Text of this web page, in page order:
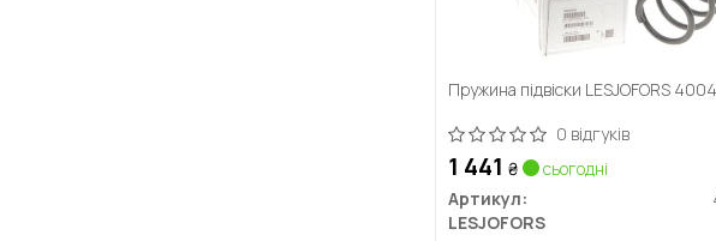
Пружина підвіски LESJOFORS
0 відгуків
1 441 ₴
сьогодні
Артикул:
LESJOFORS